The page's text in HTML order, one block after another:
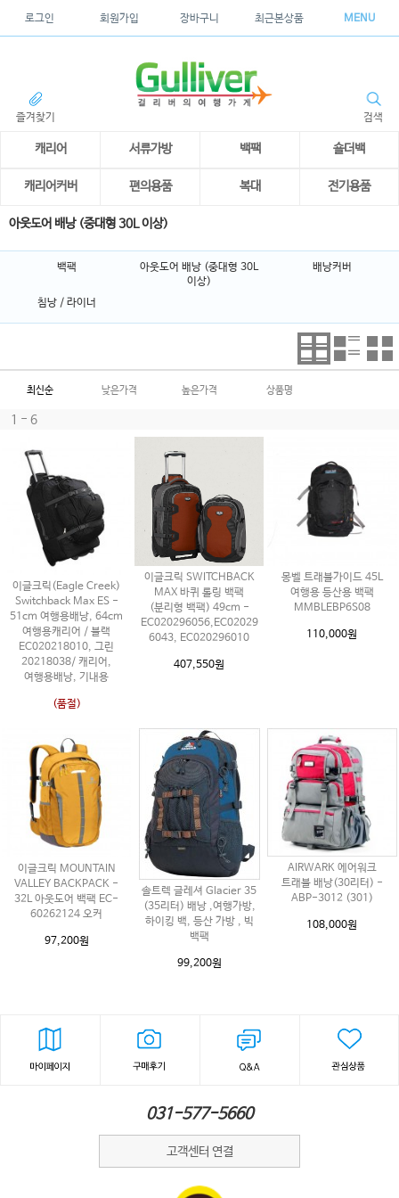
로그인 회원가입 장바구니 최근본상품 MENU
즐겨찾기 검색
캐리어 서류가방 백팩 숄더백
캐리어커버 편의용품 복대 전기용품
아웃도어 배낭 (중대형 30L 이상)
백팩
아웃도어 배낭 (중대형 30L
이상)
배낭커버
침낭 / 라이너
최신순 낮은가격 높은가격 상품명
1 - 6
이글크릭(Eagle Creek)
Switchback Max ES -
51cm 여행용배낭, 64cm
여행용캐리어 / 블랙
EC020218010, 그린
20218038/ 캐리어,
여행용배낭, 기내용
(품절)
이글크릭 SWITCHBACK
MAX 바퀴 롤링 백팩
(분리형 백팩) 49cm -
EC020296056,EC02029
6043, EC020296010
407,550원
몽벨 트래블가이드 45L
여행용 등산용 백팩
MMBLEBP6S08
110,000원
이글크릭 MOUNTAIN
VALLEY BACKPACK -
32L 아웃도어 백팩 EC-
60262124 오커
97,200원
솔트렉 글레셔 Glacier 35
(35리터) 배낭 ,여행가방,
하이킹 백, 등산 가방 , 빅
백팩
99,200원
AIRWARK 에어워크
트래블 배낭(30리터) -
ABP-3012 (301)
108,000원
031-577-5660
고객센터 연결